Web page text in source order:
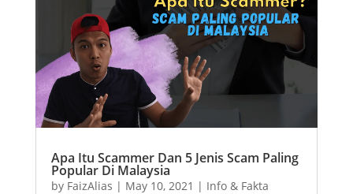
Apa Itu Scammer Dan 5 Jenis Scam Paling
Popular Di Malaysia
by FaizAlias | May 10, 2021 | Info & Fakta